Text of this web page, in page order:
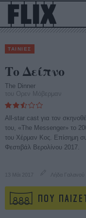
ΤΑΙΝΙΕΣ
Το Δείπνο
The Dinner
του Ορεν Μόβερμαν
All-star cast για τον
του, «The Messenger» το
του Χέρμαν Κος. Επίσημη
Φεστιβάλ Βερολίνου 2017.
13 Μάι 2017 Λήδα Γαλανού
ΠΟΥ